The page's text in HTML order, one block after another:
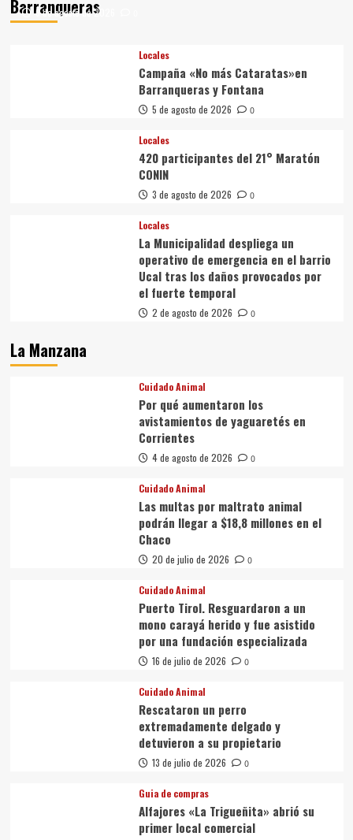
Barranqueras
6 de agosto de 2026
Locales
Campaña «No más Cataratas»en
Barranqueras y Fontana
5 de agosto de 2026 0
Locales
420 participantes del 21° Maratón
CONIN
3 de agosto de 2026 0
Locales
La Municipalidad despliega un
operativo de emergencia en el barrio
Ucal tras los daños provocados por
el fuerte temporal
2 de agosto de 2026 0
La Manzana
Cuidado Animal
Por qué aumentaron los
avistamientos de yaguaretés en
Corrientes
4 de agosto de 2026 0
Cuidado Animal
Las multas por maltrato animal
podrán llegar a $18,8 millones en el
Chaco
20 de julio de 2026 0
Cuidado Animal
Puerto Tirol. Resguardaron a un
mono carayá herido y fue asistido
por una fundación especializada
16 de julio de 2026 0
Cuidado Animal
Rescataron un perro
extremadamente delgado y
detuvieron a su propietario
13 de julio de 2026 0
Guia de compras
Alfajores «La Trigueñita» abrió su
primer local comercial